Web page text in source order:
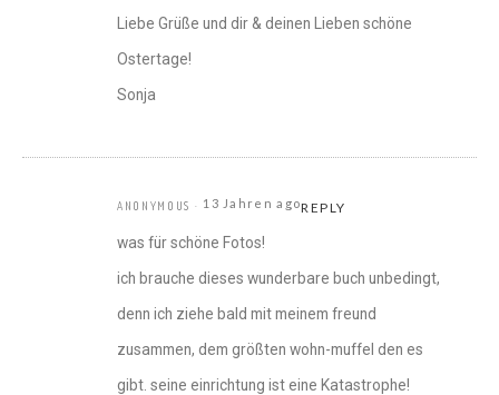
Liebe Grüße und dir & deinen Lieben schöne
Ostertage!
Sonja
ANONYMOUS 13 Jahren agoREPLY
was für schöne Fotos!
ich brauche dieses wunderbare buch unbedingt,
denn ich ziehe bald mit meinem freund
zusammen, dem größten wohn-muffel den es
gibt. seine einrichtung ist eine Katastrophe!